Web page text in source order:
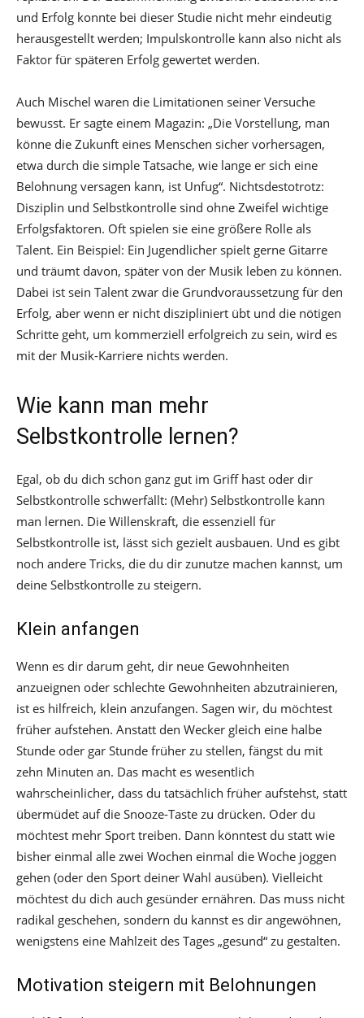
und Erfolg konnte bei dieser Studie nicht mehr eindeutig
herausgestellt werden; Impulskontrolle kann also nicht als
Faktor für späteren Erfolg gewertet werden.
Auch Mischel waren die Limitationen seiner Versuche
bewusst. Er sagte einem Magazin: „Die Vorstellung, man
könne die Zukunft eines Menschen sicher vorhersagen,
etwa durch die simple Tatsache, wie lange er sich eine
Belohnung versagen kann, ist Unfug“. Nichtsdestotrotz:
Disziplin und Selbstkontrolle sind ohne Zweifel wichtige
Erfolgsfaktoren. Oft spielen sie eine größere Rolle als
Talent. Ein Beispiel: Ein Jugendlicher spielt gerne Gitarre
und träumt davon, später von der Musik leben zu können.
Dabei ist sein Talent zwar die Grundvoraussetzung für den
Erfolg, aber wenn er nicht diszipliniert übt und die nötigen
Schritte geht, um kommerziell erfolgreich zu sein, wird es
mit der Musik-Karriere nichts werden.
Wie kann man mehr
Selbstkontrolle lernen?
Egal, ob du dich schon ganz gut im Griff hast oder dir
Selbstkontrolle schwerfällt: (Mehr) Selbstkontrolle kann
man lernen. Die Willenskraft, die essenziell für
Selbstkontrolle ist, lässt sich gezielt ausbauen. Und es gibt
noch andere Tricks, die du dir zunutze machen kannst, um
deine Selbstkontrolle zu steigern.
Klein anfangen
Wenn es dir darum geht, dir neue Gewohnheiten
anzueignen oder schlechte Gewohnheiten abzutrainieren,
ist es hilfreich, klein anzufangen. Sagen wir, du möchtest
früher aufstehen. Anstatt den Wecker gleich eine halbe
Stunde oder gar Stunde früher zu stellen, fängst du mit
zehn Minuten an. Das macht es wesentlich
wahrscheinlicher, dass du tatsächlich früher aufstehst, statt
übermüdet auf die Snooze-Taste zu drücken. Oder du
möchtest mehr Sport treiben. Dann könntest du statt wie
bisher einmal alle zwei Wochen einmal die Woche joggen
gehen (oder den Sport deiner Wahl ausüben). Vielleicht
möchtest du dich auch gesünder ernähren. Das muss nicht
radikal geschehen, sondern du kannst es dir angewöhnen,
wenigstens eine Mahlzeit des Tages „gesund“ zu gestalten.
Motivation steigern mit Belohnungen